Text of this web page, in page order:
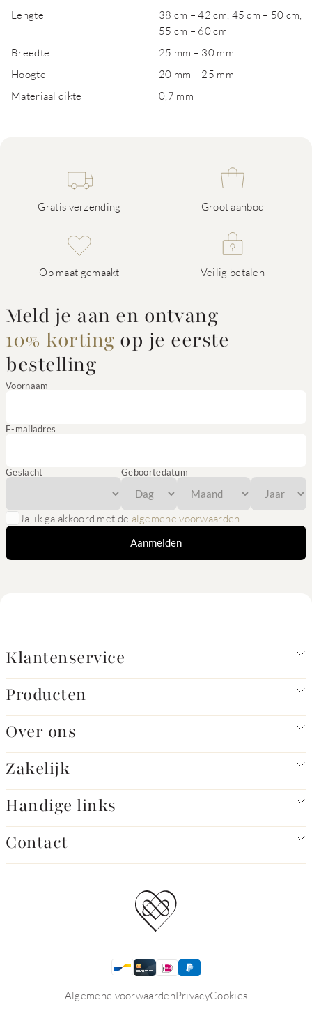
Lengte
38 cm – 42 cm, 45 cm – 50 cm,
55 cm – 60 cm
Breedte
25 mm – 30 mm
Hoogte
20 mm – 25 mm
Materiaal dikte
0,7 mm
Gratis verzending Groot aanbod
Op maat gemaakt Veilig betalen
Meld je aan en ontvang
10% korting op je eerste
bestelling
Voornaam
E-mailadres
Geslacht Geboortedatum
Ja, ik ga akkoord met de algemene voorwaarden
Aanmelden
Klantenservice
Producten
Over ons
Zakelijk
Handige links
Contact
Algemene voorwaardenPrivacyCookies